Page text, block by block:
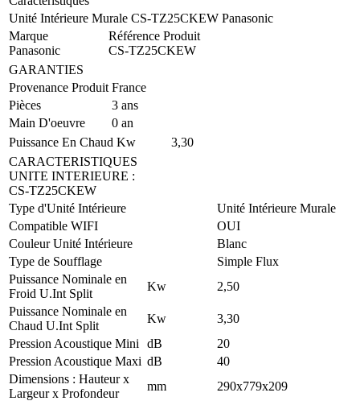
Unité Intérieure Murale CS-TZ25CKEW Panasonic
Marque
Panasonic
Référence Produit
CS-TZ25CKEW
GARANTIES
Provenance Produit France
Pièces
3 ans
Main D'oeuvre
0 an
Puissance En Chaud Kw
3,30
CARACTERISTIQUES
UNITE INTERIEURE :
CS-TZ25CKEW
Type d'Unité Intérieure
Unité Intérieure Murale
Compatible WIFI
OUI
Couleur Unité Intérieure
Blanc
Type de Soufflage
Simple Flux
Puissance Nominale en
Froid U.Int Split
Kw
2,50
Puissance Nominale en
Chaud U.Int Split
Kw
3,30
Pression Acoustique Mini
dB
20
Pression Acoustique Maxi dB
40
Dimensions : Hauteur x
Largeur x Profondeur
mm
290x779x209